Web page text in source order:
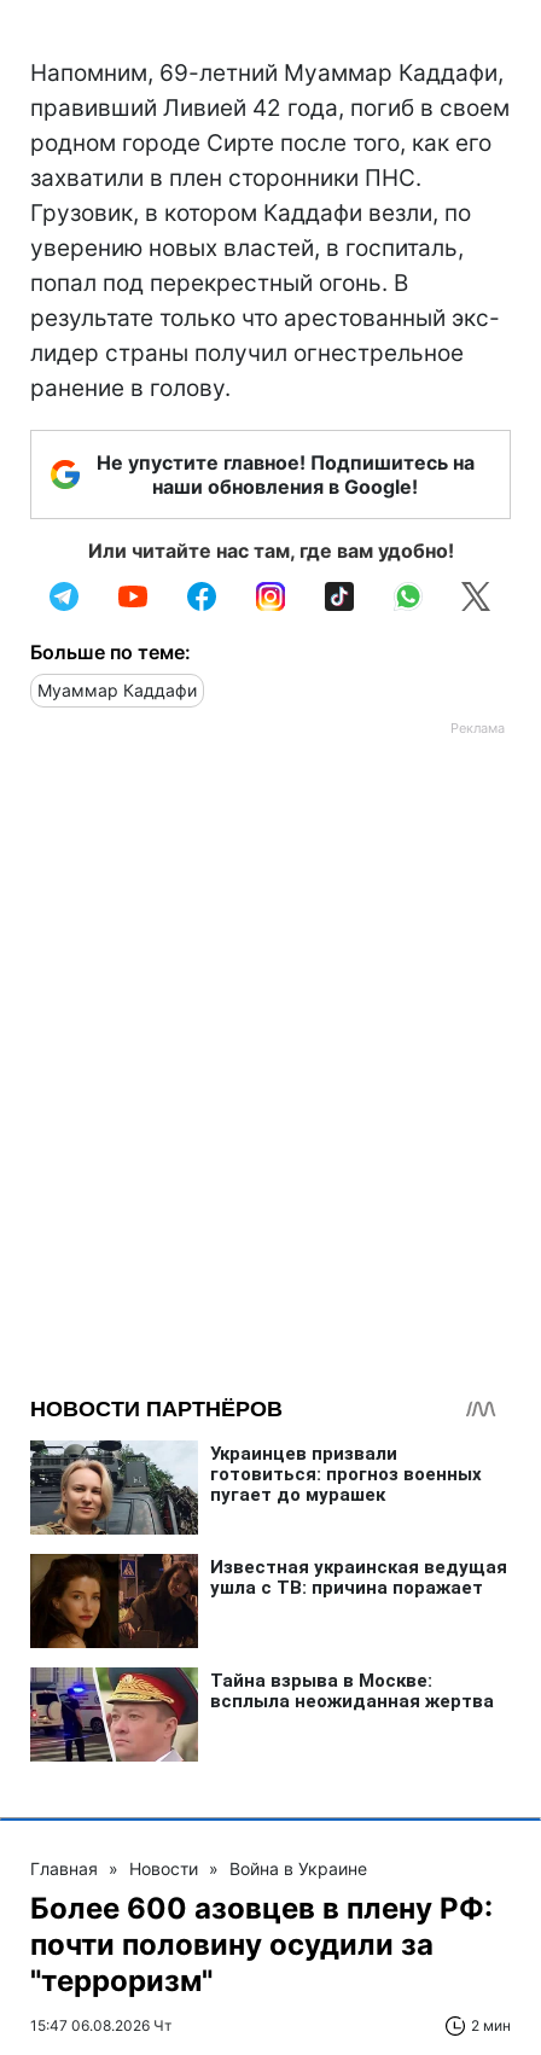
Напомним, 69-летний Муаммар Каддафи,
правивший Ливией 42 года, погиб в своем
родном городе Сирте после того, как его
захватили в плен сторонники ПНС.
Грузовик, в котором Каддафи везли, по
уверению новых властей, в госпиталь,
попал под перекрестный огонь. В
результате только что арестованный экс-
лидер страны получил огнестрельное
ранение в голову.
Не упустите главное! Подпишитесь на
наши обновления в Google!
Или читайте нас там, где вам удобно!
Больше по теме:
Муаммар Каддафи
Главная » Новости » Война в Украине
Более 600 азовцев в плену РФ:
почти половину осудили за
"терроризм"
15:47 06.08.2026 Чт 2 мин